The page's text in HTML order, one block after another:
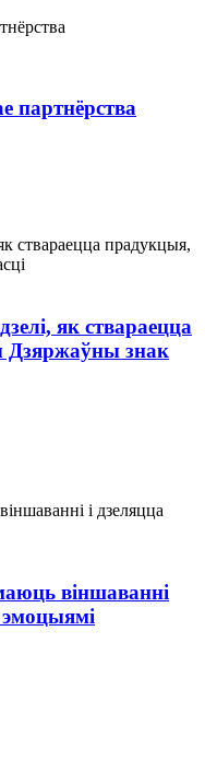
партнёрства
як ствараецца
Дзяржаўны знак
віншаванні